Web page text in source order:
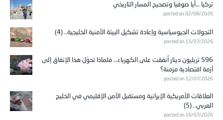
تركيا …آيا صوفيا وتصحيح المسار التاريخي
posted on 02/08/2026
التحولات الجيوسياسية وإعادة تشكيل البيئة الأمنية الخليجية.. (4)
posted on 15/07/2026
596 تريليون دينار أُنفقت على الكهرباء… فلماذا تحوّل هذا الإنفاق إلى
أزمة اقتصادية مزمنة؟
posted on 12/07/2026
العلاقات الأمريكية الإيرانية ومستقبل الأمن الإقليمي في الخليج
العربي.. (5)
posted on 16/07/2026